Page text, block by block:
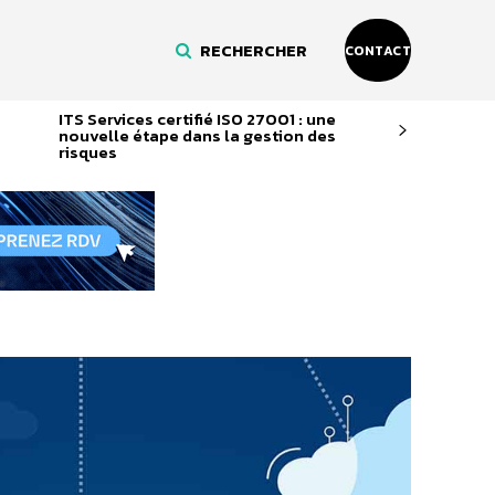
RECHERCHER CONTACT
ITS Services certifié ISO 27001 : une
nouvelle étape dans la gestion des
risques